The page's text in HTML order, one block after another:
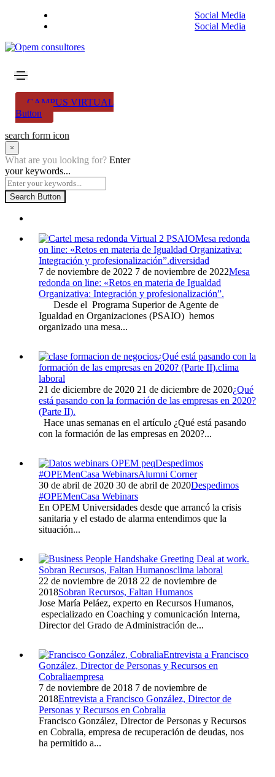
Social Media
Social Media
CAMPUS VIRTUAL
Button
search form icon
×
What are you looking for? Enter
your keywords...
Search Button
Mesa redonda
on line: «Retos en materia de Igualdad Organizativa:
Integración y profesionalización”.diversidad
7 de noviembre de 2022 7 de noviembre de 2022Mesa
redonda on line: «Retos en materia de Igualdad
Organizativa: Integración y profesionalización”.
Desde el Programa Superior de Agente de
Igualdad en Organizaciones (PSAIO) hemos
organizado una mesa...
¿Qué está pasando con la
formación de las empresas en 2020? (Parte II).clima
laboral
21 de diciembre de 2020 21 de diciembre de 2020¿Qué
está pasando con la formación de las empresas en 2020?
(Parte II).
Hace unas semanas en el artículo ¿Qué está pasando
con la formación de las empresas en 2020?...
Despedimos
#OPEMenCasa WebinarsAlumni Corner
30 de abril de 2020 30 de abril de 2020Despedimos
#OPEMenCasa Webinars
En OPEM Universidades desde que arrancó la crisis
sanitaria y el estado de alarma entendimos que la
situación...
Sobran Recursos, Faltan Humanosclima laboral
22 de noviembre de 2018 22 de noviembre de
2018Sobran Recursos, Faltan Humanos
Jose María Peláez, experto en Recursos Humanos,
especializado en Coaching y comunicación Interna,
Director del Grado de Administración de...
Entrevista a Francisco
González, Director de Personas y Recursos en
Cobraliaempresa
7 de noviembre de 2018 7 de noviembre de
2018Entrevista a Francisco González, Director de
Personas y Recursos en Cobralia
Francisco González, Director de Personas y Recursos
en Cobralia, empresa de recuperación de deudas, nos
ha permitido a...